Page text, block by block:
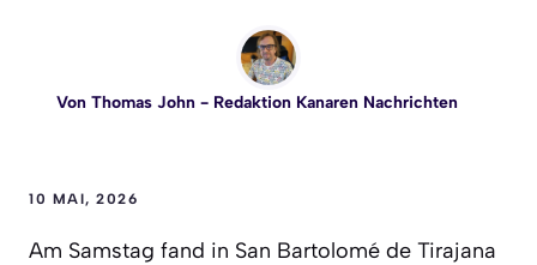
Von Thomas John- Redaktion Kanaren Nachrichten
10 MAI, 2026
Am Samstag fand in San Bartolomé de Tirajana